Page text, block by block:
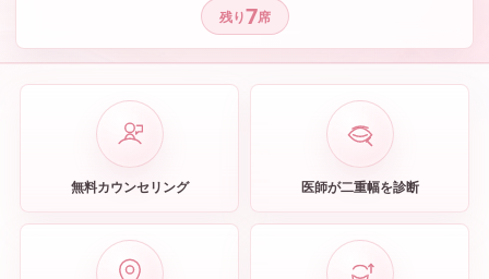
残り7席
無料カウンセリング 医師が二重幅を診断